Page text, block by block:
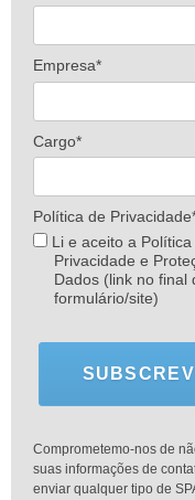
Empresa*
Cargo*
Política de
Li e aceito a Política
Privacidade e
Dados (link no final
formulário/site)
Comprometemo-nos de
suas informações de
enviar qualquer tipo de